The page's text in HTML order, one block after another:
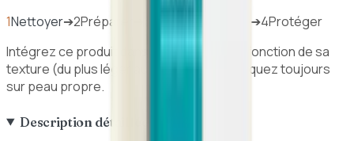
1Nettoyer➔2Préparer Traiter / Hydrater ➔4Protéger
Intégrez ce produit dans votre routine en fonction de sa
texture (du plus léger au plus épais). Appliquez toujours
sur peau propre.
Description détaillée